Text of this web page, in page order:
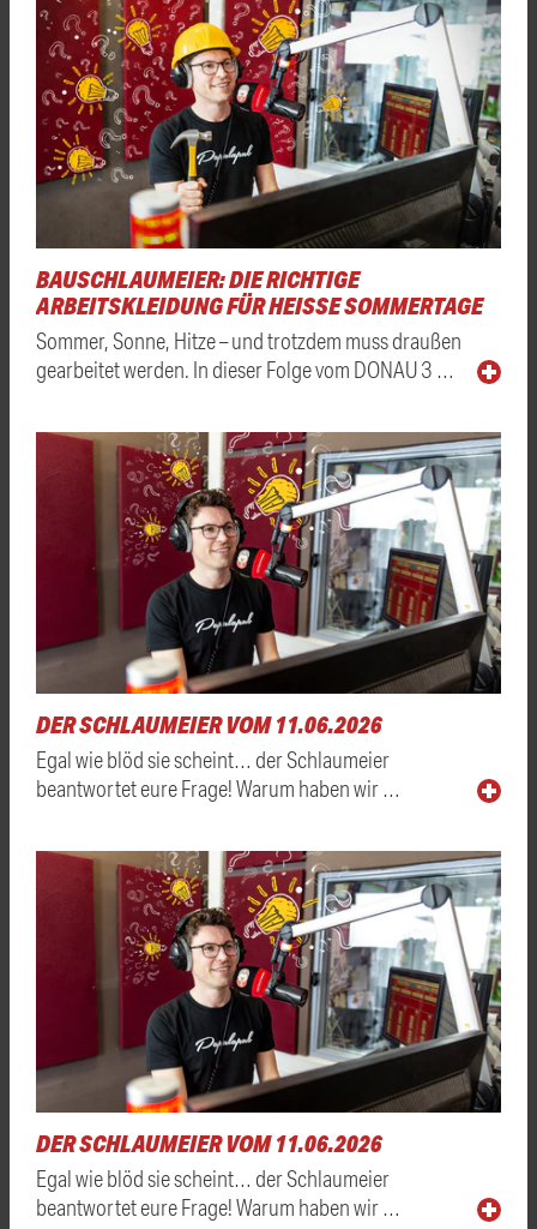
BAUSCHLAUMEIER: DIE RICHTIGE
ARBEITSKLEIDUNG FÜR HEISSE SOMMERTAGE
Sommer, Sonne, Hitze – und trotzdem muss draußen
gearbeitet werden. In dieser Folge vom DONAU 3 …
DER SCHLAUMEIER VOM 11.06.2026
Egal wie blöd sie scheint… der Schlaumeier
beantwortet eure Frage! Warum haben wir …
DER SCHLAUMEIER VOM 11.06.2026
Egal wie blöd sie scheint… der Schlaumeier
beantwortet eure Frage! Warum haben wir …